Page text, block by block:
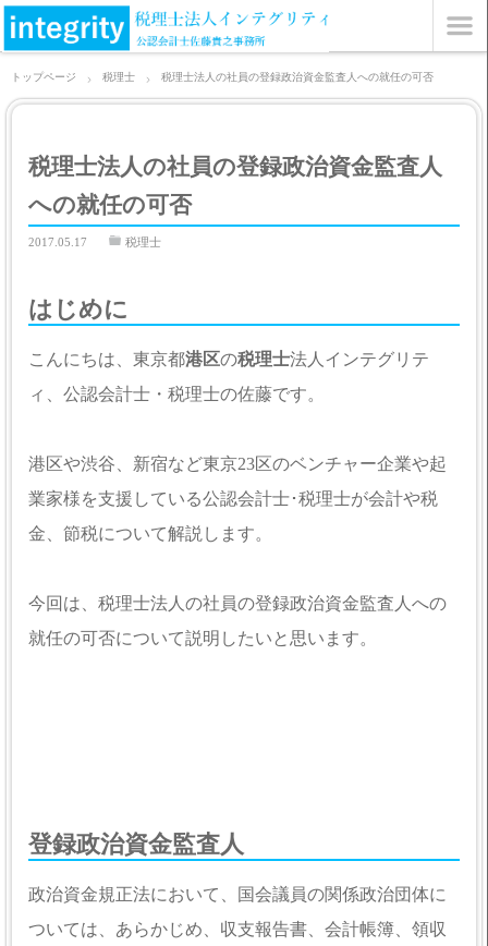
トップページ 税理士 税理士法人の社員の登録政治資金監査人への就任の可否
税理士法人の社員の登録政治資金監査人
への就任の可否
2017.05.17 税理士
はじめに
こんにちは、東京都港区の税理士法人インテグリテ
ィ、公認会計士・税理士の佐藤です。
港区や渋谷、新宿など東京23区のベンチャー企業や起
業家様を支援している公認会計士･税理士が会計や税
金、節税について解説します。
今回は、税理士法人の社員の登録政治資金監査人への
就任の可否について説明したいと思います。
登録政治資金監査人
政治資金規正法において、国会議員の関係政治団体に
ついては、あらかじめ、収支報告書、会計帳簿、領収